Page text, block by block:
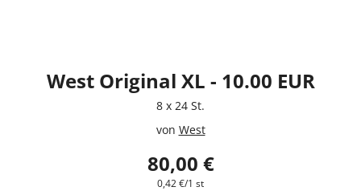
West Original XL - 10.00 EUR
8 x 24 St.
von West
80,00 €
0,42 €/1 st